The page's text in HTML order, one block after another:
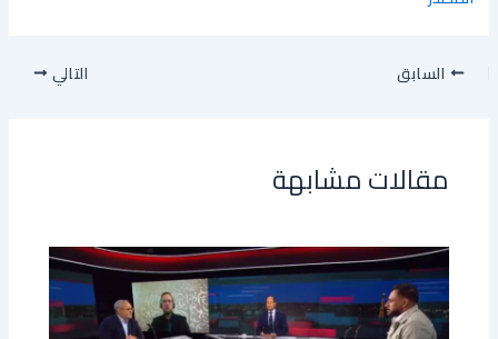
السابق التالي
مقالات مشابهة